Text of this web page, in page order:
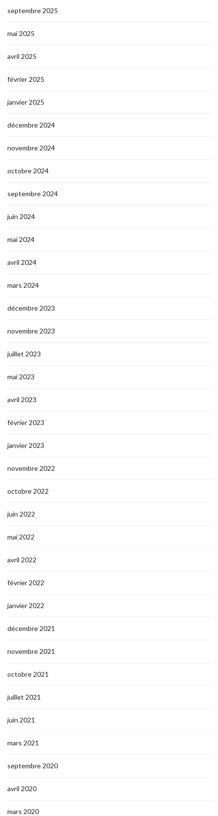
septembre 2025
mai 2025
avril 2025
février 2025
janvier 2025
décembre 2024
novembre 2024
octobre 2024
septembre 2024
juin 2024
mai 2024
avril 2024
mars 2024
décembre 2023
novembre 2023
juillet 2023
mai 2023
avril 2023
février 2023
janvier 2023
novembre 2022
octobre 2022
juin 2022
mai 2022
avril 2022
février 2022
janvier 2022
décembre 2021
novembre 2021
octobre 2021
juillet 2021
juin 2021
mars 2021
septembre 2020
avril 2020
mars 2020